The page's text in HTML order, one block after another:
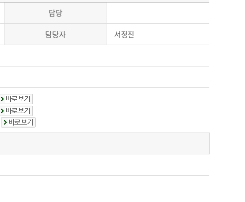
담당
담당자
서정진